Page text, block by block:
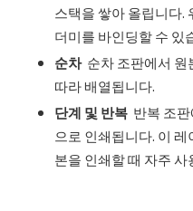
스택을 쌓아 올립니다.
더미를 바인딩할 수 있
순차 순차 조판에서 원
따라 배열됩니다.
단계 및 반복 반복 조
으로 인쇄됩니다. 이
본을 인쇄할 때 자주 사